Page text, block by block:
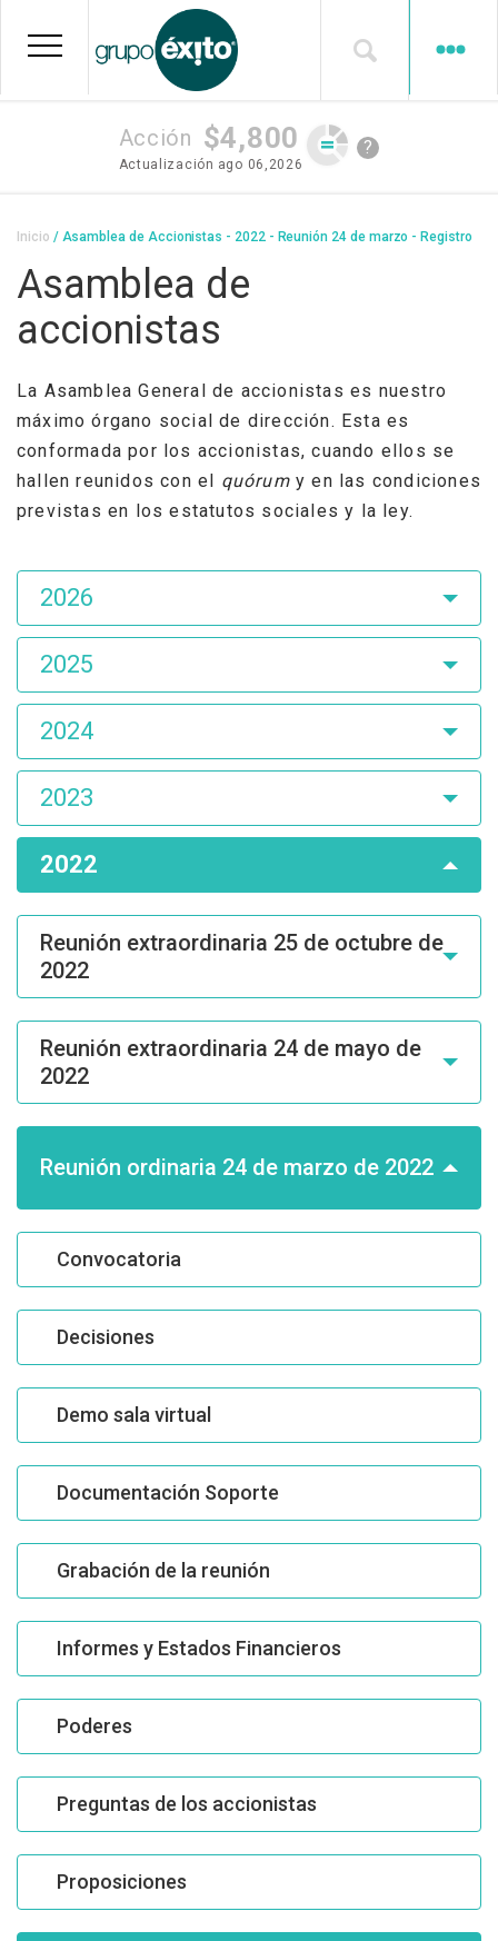
contenido
Acción $4,800
Actualización ago 06,2026
?
Sobrescribir
enlaces
ayuda
a
la
navegación
Inicio Asamblea de Accionistas - 2022 - Reunión 24 de marzo - Registro
Asamblea de
accionistas
La Asamblea General de accionistas es nuestro
máximo órgano social de dirección. Esta es
conformada por los accionistas, cuando ellos se
hallen reunidos con el quórum y en las condiciones
previstas en los estatutos sociales y la ley.
Asamblea
de
Accionistas
2026
2025
2024
2023
2022
Reunión extraordinaria 25 de octubre de
2022
Reunión extraordinaria 24 de mayo de
2022
Reunión ordinaria 24 de marzo de 2022
Convocatoria
Decisiones
Demo sala virtual
Documentación Soporte
Grabación de la reunión
Informes y Estados Financieros
Poderes
Preguntas de los accionistas
Proposiciones